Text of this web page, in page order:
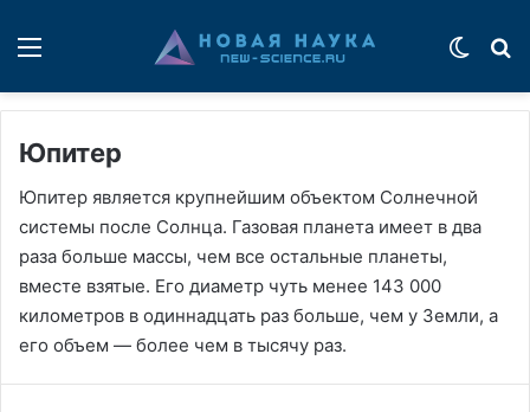
Юпитер
Юпитер является крупнейшим объектом Солнечной
системы после Солнца. Газовая планета имеет в два
раза больше массы, чем все остальные планеты,
вместе взятые. Его диаметр чуть менее 143 000
километров в одиннадцать раз больше, чем у Земли, а
его объем — более чем в тысячу раз.